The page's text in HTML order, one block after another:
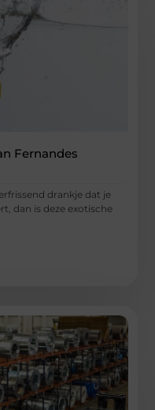
Fernandes
drankje dat je
dan is deze exotische